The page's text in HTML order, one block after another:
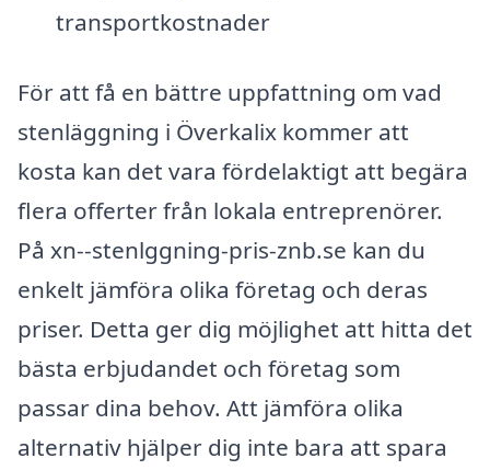
transportkostnader
För att få en bättre uppfattning om vad
stenläggning i Överkalix kommer att
kosta kan det vara fördelaktigt att begära
flera offerter från lokala entreprenörer.
På xn--stenlggning-pris-znb.se kan du
enkelt jämföra olika företag och deras
priser. Detta ger dig möjlighet att hitta det
bästa erbjudandet och företag som
passar dina behov. Att jämföra olika
alternativ hjälper dig inte bara att spara